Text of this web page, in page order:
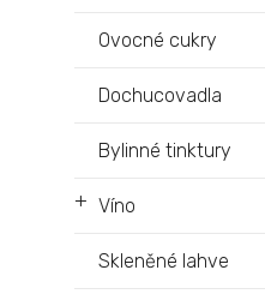
Ovocné cukry
Dochucovadla
Bylinné tinktury
+ Víno
Skleněné lahve